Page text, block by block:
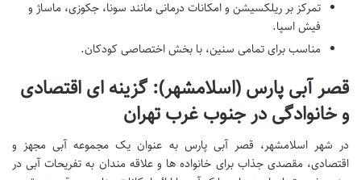
تمرکز بر ریلکسیشن و امکانات درمانی مانند سونا، جکوزی، ماساژ و
فیش اسپا.
مناسب برای تمامی سنین، با بخش اختصاصی کودکان.
قصر آبی پارس (اسلامشهر): گزینه ای اقتصادی
و خانوادگی در جنوب غرب تهران
در شهر اسلامشهر، قصر آبی پارس به عنوان یک مجموعه آبی مجهز و
اقتصادی، مقصدی جذاب برای خانواده ها و علاقه مندان به تفریحات آبی در